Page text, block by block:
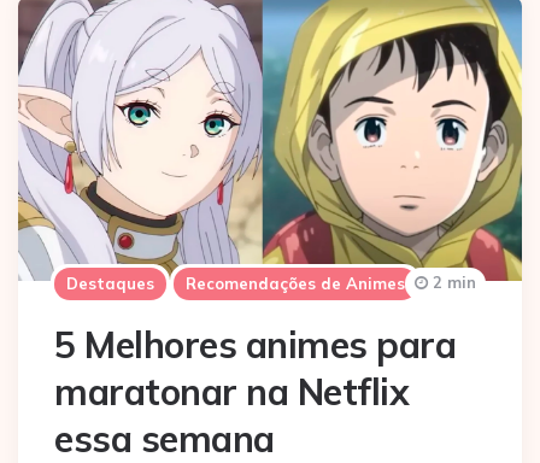
Destaques Recomendações de Animes
5 Melhores animes para
maratonar na Netflix
essa semana
2 min